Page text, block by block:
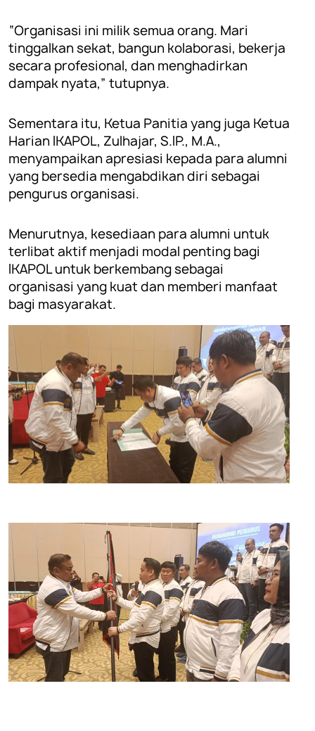
“Organisasi ini milik semua orang. Mari
tinggalkan sekat, bangun kolaborasi, bekerja
secara profesional, dan menghadirkan
dampak nyata,” tutupnya.
Sementara itu, Ketua Panitia yang juga Ketua
Harian IKAPOL, Zulhajar, S.IP., M.A.,
menyampaikan apresiasi kepada para alumni
yang bersedia mengabdikan diri sebagai
pengurus organisasi.
Menurutnya, kesediaan para alumni untuk
terlibat aktif menjadi modal penting bagi
IKAPOL untuk berkembang sebagai
organisasi yang kuat dan memberi manfaat
bagi masyarakat.